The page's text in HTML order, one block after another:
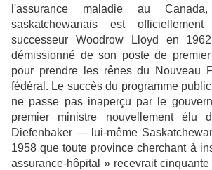
l'assurance maladie au
saskatchewanais est
successeur Woodrow Lloyd en
démissionné de son poste de
pour prendre les rênes du Nouveau
fédéral. Le succès du programme
ne passe pas inaperçu par le
premier ministre nouvellement élu
Diefenbaker — lui-même
1958 que toute province cherchant à
assurance-hôpital » recevrait